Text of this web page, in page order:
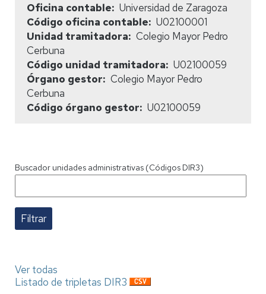
Oficina contable
Universidad de Zaragoza
Código oficina contable
U02100001
Unidad tramitadora
Colegio Mayor Pedro
Cerbuna
Código unidad tramitadora
U02100059
Órgano gestor
Colegio Mayor Pedro
Cerbuna
Código órgano gestor
U02100059
Buscador unidades administrativas (Códigos DIR3)
Ver todas
Listado de tripletas DIR3